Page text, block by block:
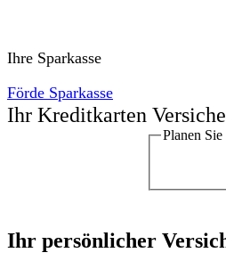
Ihre Sparkasse
Förde Sparkasse
Ihr Kreditkarten
Ihr persönlicher